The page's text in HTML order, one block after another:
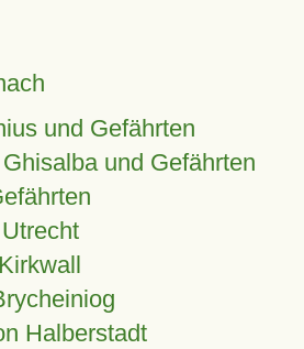
und Gefährten
und Gefährten
Halberstadt